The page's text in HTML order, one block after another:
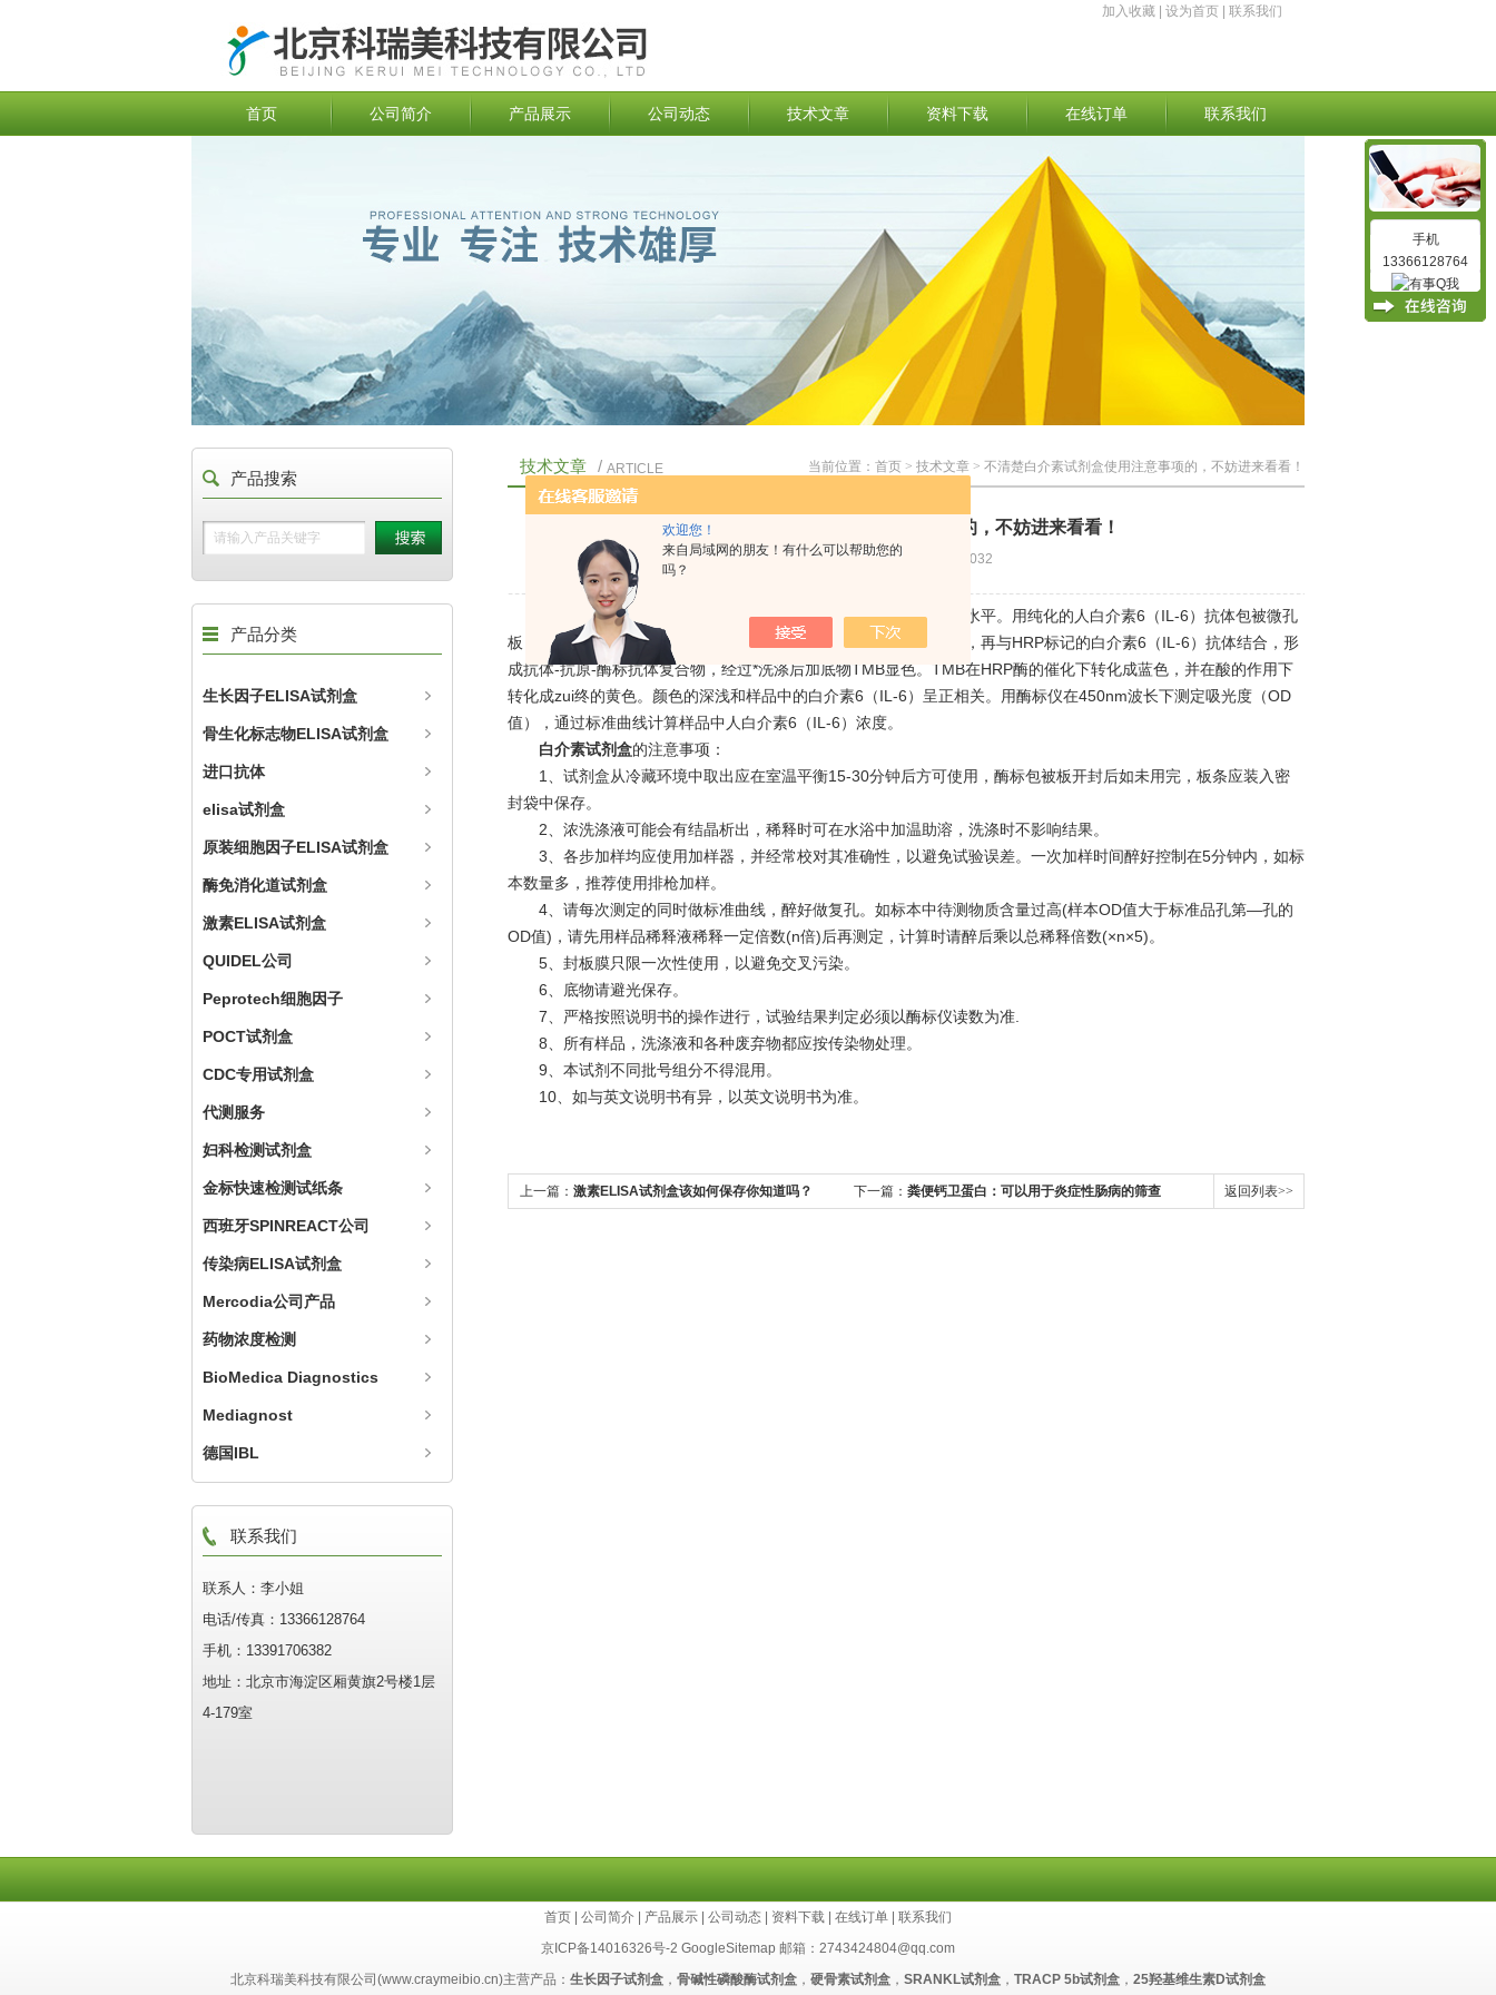
欢迎您！
来自局域网的朋友！有什么可以帮助您的
吗？
加入收藏 设为首页 联系我们
首页 公司简介 产品展示 公司动态 技术文章 资料下载 在线订单 联系我们
技术文章 / ARTICLE 当前位置： 首页 > 技术文章 > 不清楚白介素试剂盒使用注意事项的，不妨进来看看！
不清楚白介素试剂盒使用注意事项的，不妨进来看看！
2020-06-22 浏览次数：2032
白介素试剂盒
应用双抗体夹心法测定标本中人白介素6（IL-6）水平。用纯化的人白介素6（IL-6）抗体包被微孔
板，制成固相抗体，往包被单抗的微孔中依次加入白介素6（IL-6），再与HRP标记的白介素6（IL-6）抗体结合，形
成抗体-抗原-酶标抗体复合物，经过*洗涤后加底物TMB显色。TMB在HRP酶的催化下转化成蓝色，并在酸的作用下
转化成zui终的黄色。颜色的深浅和样品中的白介素6（IL-6）呈正相关。用酶标仪在450nm波长下测定吸光度（OD
值），通过标准曲线计算样品中人白介素6（IL-6）浓度。
白介素试剂盒的注意事项：
1、试剂盒从冷藏环境中取出应在室温平衡15-30分钟后方可使用，酶标包被板开封后如未用完，板条应装入密
封袋中保存。
2、浓洗涤液可能会有结晶析出，稀释时可在水浴中加温助溶，洗涤时不影响结果。
3、各步加样均应使用加样器，并经常校对其准确性，以避免试验误差。一次加样时间醉好控制在5分钟内，如标
本数量多，推荐使用排枪加样。
4、请每次测定的同时做标准曲线，醉好做复孔。如标本中待测物质含量过高(样本OD值大于标准品孔第—孔的
OD值)，请先用样品稀释液稀释一定倍数(n倍)后再测定，计算时请醉后乘以总稀释倍数(×n×5)。
5、封板膜只限一次性使用，以避免交叉污染。
6、底物请避光保存。
7、严格按照说明书的操作进行，试验结果判定必须以酶标仪读数为准.
8、所有样品，洗涤液和各种废弃物都应按传染物处理。
9、本试剂不同批号组分不得混用。
10、如与英文说明书有异，以英文说明书为准。
上一篇： 激素ELISA试剂盒该如何保存你知道吗？ 下一篇： 粪便钙卫蛋白：可以用于炎症性肠病的筛查 返回列表>>
产品搜索
产品分类
生长因子ELISA试剂盒
骨生化标志物ELISA试剂盒
进口抗体
elisa试剂盒
原装细胞因子ELISA试剂盒
酶免消化道试剂盒
激素ELISA试剂盒
QUIDEL公司
Peprotech细胞因子
POCT试剂盒
CDC专用试剂盒
代测服务
妇科检测试剂盒
金标快速检测试纸条
西班牙SPINREACT公司
传染病ELISA试剂盒
Mercodia公司产品
药物浓度检测
BioMedica Diagnostics
Mediagnost
德国IBL
联系我们
联系人：李小姐
电话/传真：13366128764
手机：13391706382
地址：北京市海淀区厢黄旗2号楼1层
4-179室
首页 公司简介 产品展示 公司动态 资料下载 在线订单
联系我们
京ICP备14016326号-2 GoogleSitemap 邮箱：2743424804@qq.com
北京科瑞美科技有限公司(www.craymeibio.cn)主营产品： 生长因子试剂盒 ， 骨碱性磷酸酶试剂盒 ， 硬骨素试剂盒 ， SRANKL试剂盒 ， TRACP 5b试剂盒 ， 25羟基维生素D试剂盒
手机
13366128764